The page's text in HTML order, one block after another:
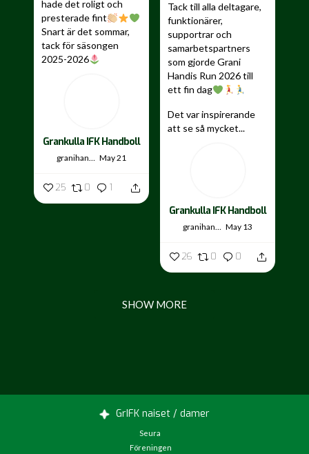
hade det roligt och
presterade fint
Snart är det sommar,
tack för säsongen
2025-2026
Grankulla IFK Handboll
granihandis May 21
25 0 1
Tack till alla deltagare,
funktionärer,
supportrar och
samarbetspartners
som gjorde Grani
Handis Run 2026 till
ett fin dag
Det var inspirerande
att se så mycket...
Grankulla IFK Handboll
granihandis May 13
26 0 0
SHOW MORE
GrIFK naiset / damer
Seura
Föreningen